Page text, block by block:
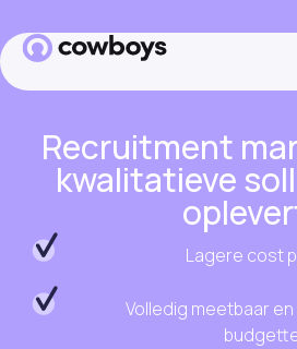
Recruitment
kwalitatieve
Lagere cost
Volledig meetbaar